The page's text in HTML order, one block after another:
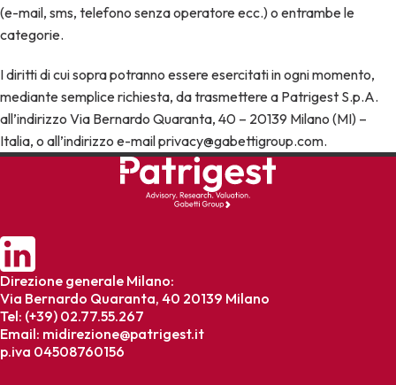
(e-mail, sms, telefono senza operatore ecc.) o entrambe le
categorie.
I diritti di cui sopra potranno essere esercitati in ogni momento,
mediante semplice richiesta, da trasmettere a Patrigest S.p.A.
all’indirizzo Via Bernardo Quaranta, 40 – 20139 Milano (MI) –
Italia, o all’indirizzo e-mail privacy@gabettigroup.com.
Direzione generale Milano:
Via Bernardo Quaranta, 40 20139 Milano
Tel: (+39) 02.77.55.267
Email: midirezione@patrigest.it
p.iva 04508760156